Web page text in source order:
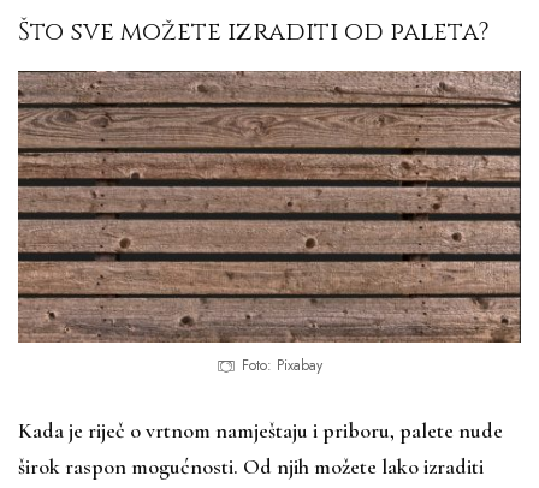
Što sve možete izraditi od paleta?
Foto: Pixabay
Kada je riječ o vrtnom namještaju i priboru, palete nude
širok raspon mogućnosti. Od njih možete lako izraditi